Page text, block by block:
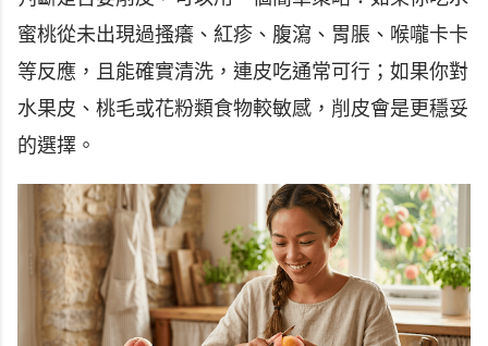
蜜桃從未出現過搔癢、紅疹、腹瀉、胃脹、喉嚨卡卡
等反應，且能確實清洗，連皮吃通常可行；如果你對
水果皮、桃毛或花粉類食物較敏感，削皮會是更穩妥
的選擇。